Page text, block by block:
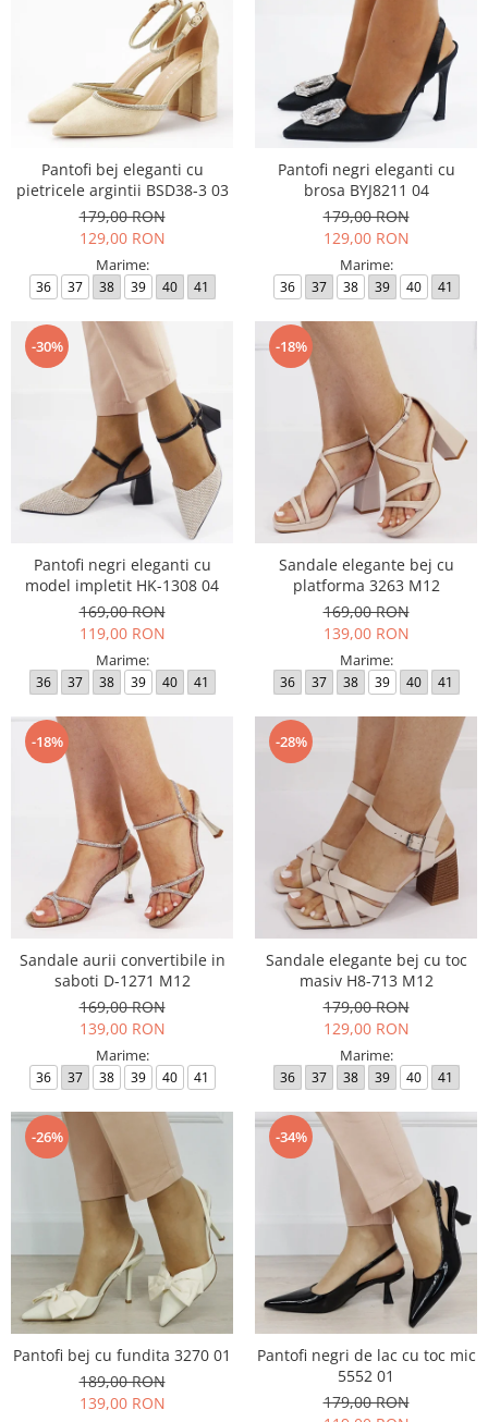
Pantofi bej eleganti cu
pietricele argintii BSD38-3 03
179,00 RON
129,00 RON
Marime:
36 37 38 39 40 41
Pantofi negri eleganti cu
brosa BYJ8211 04
179,00 RON
129,00 RON
Marime:
36 37 38 39 40 41
-30%
Pantofi negri eleganti cu
model impletit HK-1308 04
169,00 RON
119,00 RON
Marime:
36 37 38 39 40 41
-18%
Sandale elegante bej cu
platforma 3263 M12
169,00 RON
139,00 RON
Marime:
36 37 38 39 40 41
-18%
Sandale aurii convertibile in
saboti D-1271 M12
169,00 RON
139,00 RON
Marime:
36 37 38 39 40 41
-28%
Sandale elegante bej cu toc
masiv H8-713 M12
179,00 RON
129,00 RON
Marime:
36 37 38 39 40 41
-26%
Pantofi bej cu fundita 3270 01
189,00 RON
139,00 RON
-34%
Pantofi negri de lac cu toc mic
5552 01
179,00 RON